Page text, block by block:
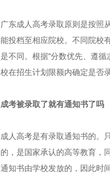
广东成人高考录取原则是按照
能投档至相应院校。不同院校
是不同。根据“分数优先、遵
校在招生计划限额内确定是否
成考被录取了就有通知书了吗
成人高考是有录取通知书的。
的，是国家承认的高等教育，
通知书由学校发放的，因此时